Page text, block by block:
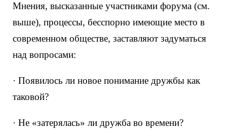
Мнения, высказанные участниками форума (см.
выше), процессы, бесспорно имеющие место в
современном обществе, заставляют задуматься
над вопросами:
· Появилось ли новое понимание дружбы как
таковой?
· Не «затерялась» ли дружба во времени?